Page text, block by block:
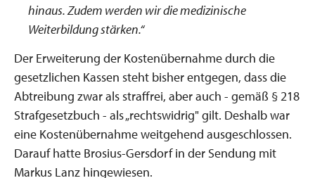
hinaus. Zudem werden wir die medizinische
Weiterbildung stärken.“
Der Erweiterung der Kostenübernahme durch die
gesetzlichen Kassen steht bisher entgegen, dass die
Abtreibung zwar als straffrei, aber auch - gemäß § 218
Strafgesetzbuch - als „rechtswidrig" gilt. Deshalb war
eine Kostenübernahme weitgehend ausgeschlossen.
Darauf hatte Brosius-Gersdorf in der Sendung mit
Markus Lanz hingewiesen.